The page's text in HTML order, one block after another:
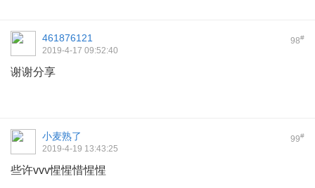
98#
461876121
2019-4-17 09:52:40
谢谢分享
99#
小麦熟了
2019-4-19 13:43:25
些许vvv惺惺惜惺惺